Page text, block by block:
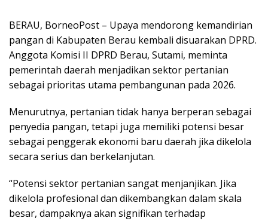
BERAU, BorneoPost – Upaya mendorong kemandirian
pangan di Kabupaten Berau kembali disuarakan DPRD.
Anggota Komisi II DPRD Berau, Sutami, meminta
pemerintah daerah menjadikan sektor pertanian
sebagai prioritas utama pembangunan pada 2026.
Menurutnya, pertanian tidak hanya berperan sebagai
penyedia pangan, tetapi juga memiliki potensi besar
sebagai penggerak ekonomi baru daerah jika dikelola
secara serius dan berkelanjutan.
“Potensi sektor pertanian sangat menjanjikan. Jika
dikelola profesional dan dikembangkan dalam skala
besar, dampaknya akan signifikan terhadap